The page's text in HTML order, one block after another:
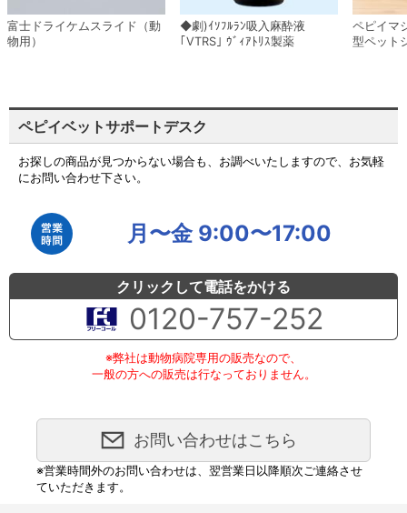
富士ドライケムスライド（動
物用）
◆劇)ｲｿﾌﾙﾗﾝ吸入麻酔液
｢VTRS｣ ｳﾞｨｱﾄﾘｽ製薬
ペピイマ
型ペット
ペピイベットサポートデスク
お探しの商品が見つからない場合も、お調べいたしますので、お気軽
にお問い合わせ下さい。
月〜金 9:00〜17:00
クリックして電話をかける
0120-757-252
※弊社は動物病院専用の販売なので、
一般の方への販売は行なっておりません。
お問い合わせはこちら
※営業時間外のお問い合わせは、翌営業日以降順次ご連絡させ
ていただきます。